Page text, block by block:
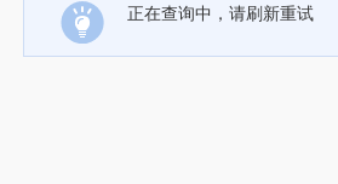
正在查询中，请刷新重试